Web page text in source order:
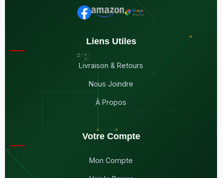
Liens Utiles
Livraison & Retours
Nous Joindre
À Propos
Votre Compte
Mon Compte